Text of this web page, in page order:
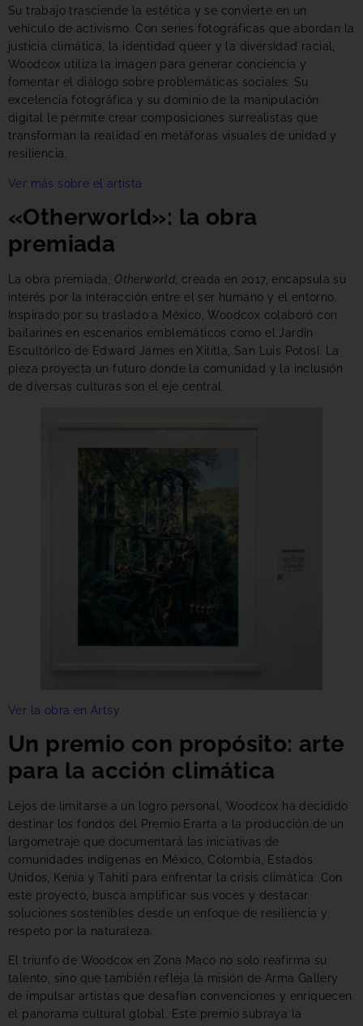
Su trabajo trasciende la estética y se convierte en un
vehículo de activismo. Con series fotográficas que abordan la
justicia climática, la identidad queer y la diversidad racial,
Woodcox utiliza la imagen para generar conciencia y
fomentar el diálogo sobre problemáticas sociales. Su
excelencia fotográfica y su dominio de la manipulación
digital le permite crear composiciones surrealistas que
transforman la realidad en metáforas visuales de unidad y
resiliencia.
Ver más sobre el artista
«Otherworld»: la obra
premiada
La obra premiada, Otherworld, creada en 2017, encapsula su
interés por la interacción entre el ser humano y el entorno.
Inspirado por su traslado a México, Woodcox colaboró con
bailarines en escenarios emblemáticos como el Jardín
Escultórico de Edward James en Xilitla, San Luis Potosí. La
pieza proyecta un futuro donde la comunidad y la inclusión
de diversas culturas son el eje central.
Ver la obra en Artsy
Un premio con propósito: arte
para la acción climática
Lejos de limitarse a un logro personal, Woodcox ha decidido
destinar los fondos del Premio Erarta a la producción de un
largometraje que documentará las iniciativas de
comunidades indígenas en México, Colombia, Estados
Unidos, Kenia y Tahití para enfrentar la crisis climática. Con
este proyecto, busca amplificar sus voces y destacar
soluciones sostenibles desde un enfoque de resiliencia y
respeto por la naturaleza.
El triunfo de Woodcox en Zona Maco no solo reafirma su
talento, sino que también refleja la misión de Arma Gallery
de impulsar artistas que desafían convenciones y enriquecen
el panorama cultural global. Este premio subraya la